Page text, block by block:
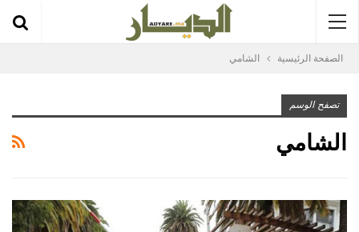
الصفحة الرئيسية الشامي
تصفح الوسم
الشامي